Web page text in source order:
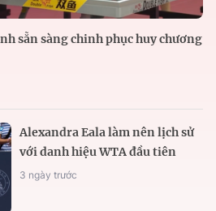
sẵn sàng chinh phục huy chương
Alexandra Eala làm nên lịch sử
với danh hiệu WTA đầu tiên
3 ngày trước